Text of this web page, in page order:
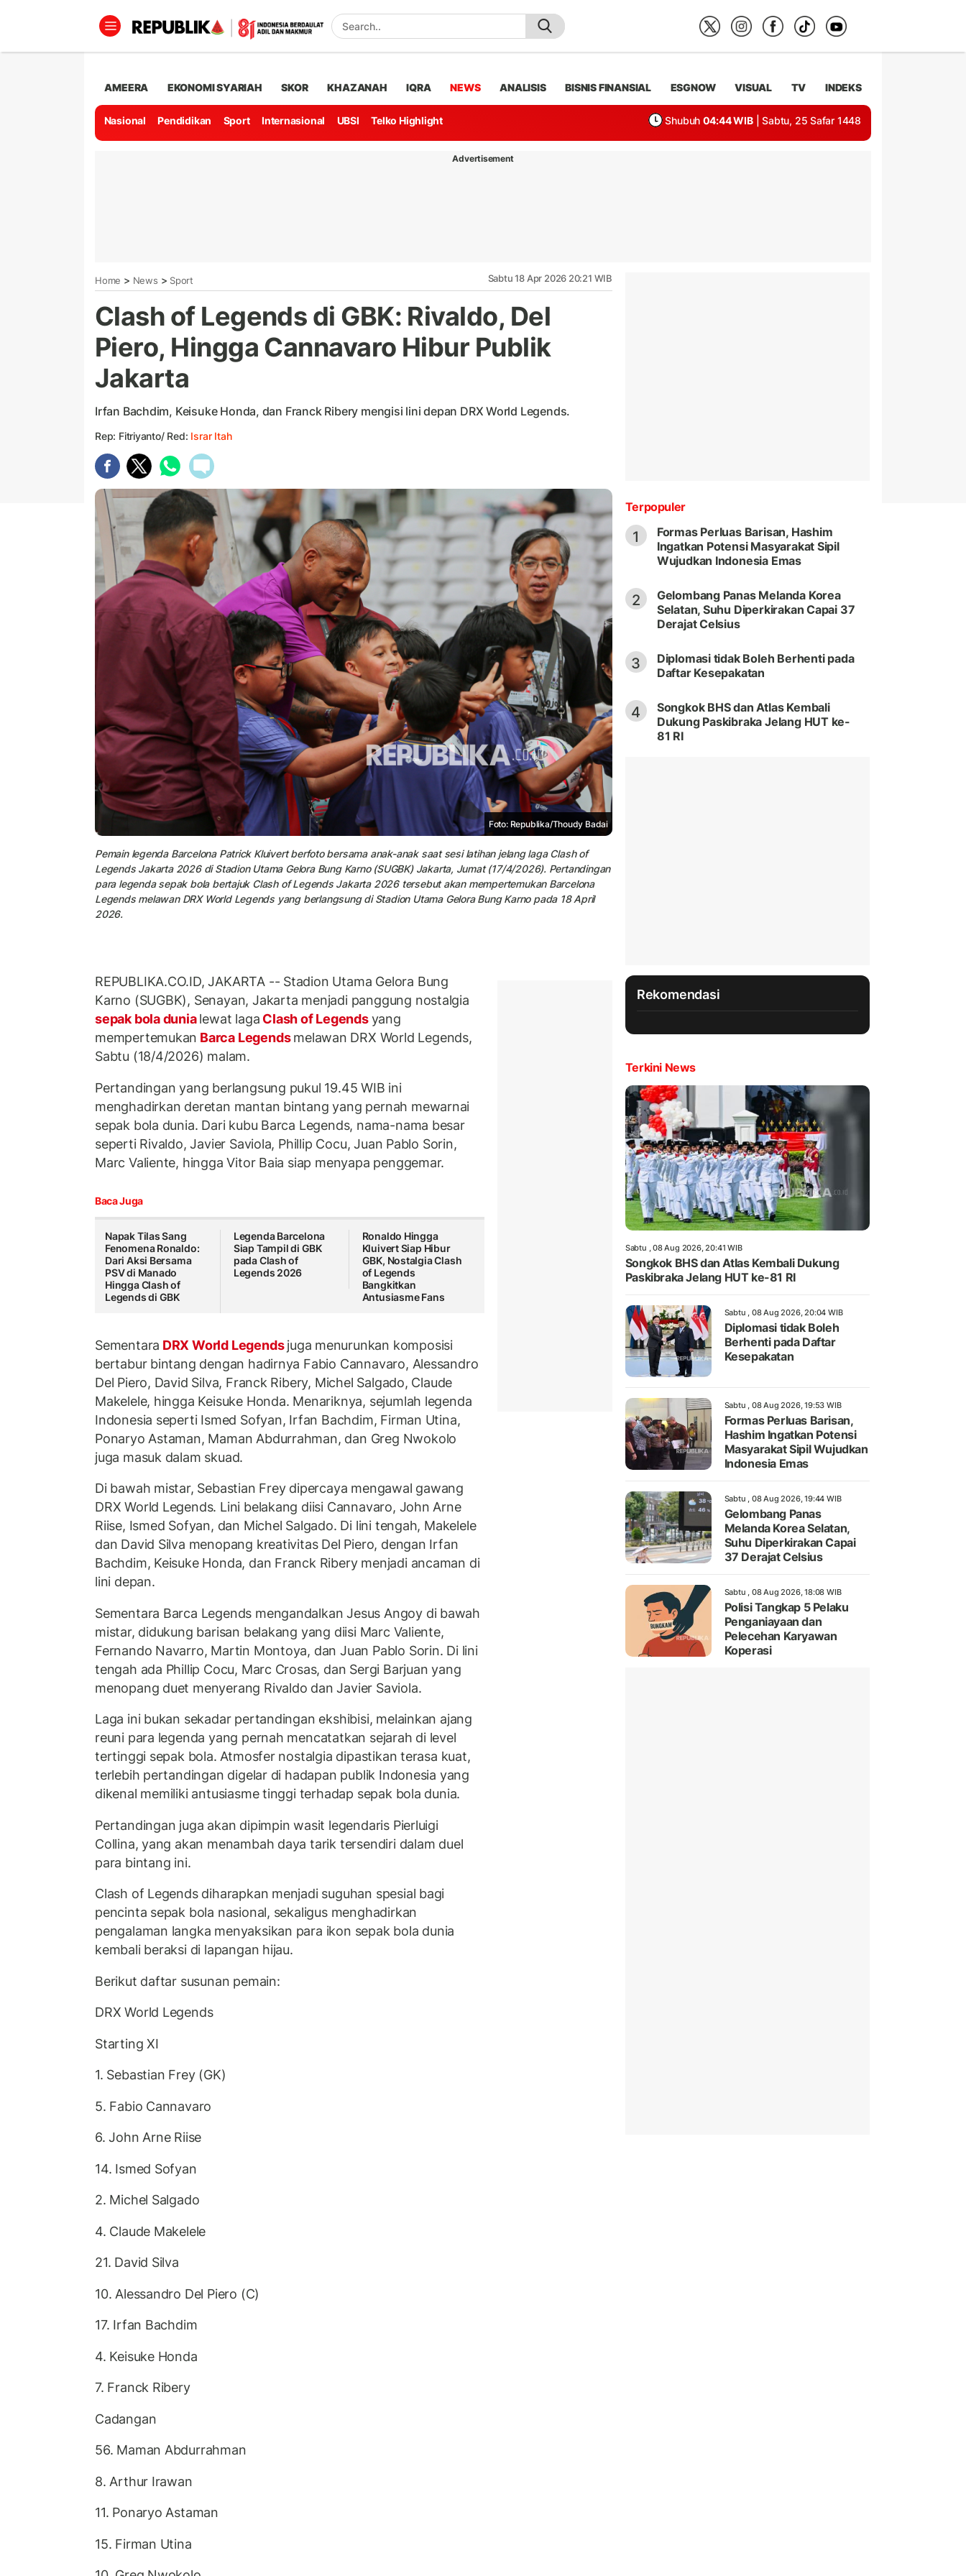
AMEERA EKONOMI SYARIAH SKOR KHAZANAH IQRA NEWS ANALISIS BISNIS FINANSIAL ESGNOW VISUAL TV INDEKS
Nasional Pendidikan Sport Internasional UBSI Telko Highlight Shubuh 04:44 WIB | Sabtu, 25 Safar 1448
Advertisement
Home > News > Sport Sabtu 18 Apr 2026 20:21 WIB
Clash of Legends di GBK: Rivaldo, Del
Piero, Hingga Cannavaro Hibur Publik
Jakarta
Irfan Bachdim, Keisuke Honda, dan Franck Ribery mengisi lini depan DRX World Legends.
Rep: Fitriyanto/ Red: Israr Itah
Foto: Republika/Thoudy Badai
Pemain legenda Barcelona Patrick Kluivert berfoto bersama anak-anak saat sesi latihan jelang laga Clash of
Legends Jakarta 2026 di Stadion Utama Gelora Bung Karno (SUGBK) Jakarta, Jumat (17/4/2026). Pertandingan
para legenda sepak bola bertajuk Clash of Legends Jakarta 2026 tersebut akan mempertemukan Barcelona
Legends melawan DRX World Legends yang berlangsung di Stadion Utama Gelora Bung Karno pada 18 April
2026.
REPUBLIKA.CO.ID, JAKARTA -- Stadion Utama Gelora Bung
Karno (SUGBK), Senayan, Jakarta menjadi panggung nostalgia
sepak bola dunialewat laga Clash of Legendsyang
mempertemukan Barca Legendsmelawan DRX World Legends,
Sabtu (18/4/2026) malam.
Pertandingan yang berlangsung pukul 19.45 WIB ini
menghadirkan deretan mantan bintang yang pernah mewarnai
sepak bola dunia. Dari kubu Barca Legends, nama-nama besar
seperti Rivaldo, Javier Saviola, Phillip Cocu, Juan Pablo Sorin,
Marc Valiente, hingga Vitor Baia siap menyapa penggemar.
Baca Juga
Napak Tilas Sang
Fenomena Ronaldo:
Dari Aksi Bersama
PSV di Manado
Hingga Clash of
Legends di GBK
Legenda Barcelona
Siap Tampil di GBK
pada Clash of
Legends 2026
Ronaldo Hingga
Kluivert Siap Hibur
GBK, Nostalgia Clash
of Legends
Bangkitkan
Antusiasme Fans
Sementara DRX World Legendsjuga menurunkan komposisi
bertabur bintang dengan hadirnya Fabio Cannavaro, Alessandro
Del Piero, David Silva, Franck Ribery, Michel Salgado, Claude
Makelele, hingga Keisuke Honda. Menariknya, sejumlah legenda
Indonesia seperti Ismed Sofyan, Irfan Bachdim, Firman Utina,
Ponaryo Astaman, Maman Abdurrahman, dan Greg Nwokolo
juga masuk dalam skuad.
Di bawah mistar, Sebastian Frey dipercaya mengawal gawang
DRX World Legends. Lini belakang diisi Cannavaro, John Arne
Riise, Ismed Sofyan, dan Michel Salgado. Di lini tengah, Makelele
dan David Silva menopang kreativitas Del Piero, dengan Irfan
Bachdim, Keisuke Honda, dan Franck Ribery menjadi ancaman di
lini depan.
Sementara Barca Legends mengandalkan Jesus Angoy di bawah
mistar, didukung barisan belakang yang diisi Marc Valiente,
Fernando Navarro, Martin Montoya, dan Juan Pablo Sorin. Di lini
tengah ada Phillip Cocu, Marc Crosas, dan Sergi Barjuan yang
menopang duet menyerang Rivaldo dan Javier Saviola.
Laga ini bukan sekadar pertandingan ekshibisi, melainkan ajang
reuni para legenda yang pernah mencatatkan sejarah di level
tertinggi sepak bola. Atmosfer nostalgia dipastikan terasa kuat,
terlebih pertandingan digelar di hadapan publik Indonesia yang
dikenal memiliki antusiasme tinggi terhadap sepak bola dunia.
Pertandingan juga akan dipimpin wasit legendaris Pierluigi
Collina, yang akan menambah daya tarik tersendiri dalam duel
para bintang ini.
Clash of Legends diharapkan menjadi suguhan spesial bagi
pencinta sepak bola nasional, sekaligus menghadirkan
pengalaman langka menyaksikan para ikon sepak bola dunia
kembali beraksi di lapangan hijau.
Berikut daftar susunan pemain:
DRX World Legends
Starting XI
1. Sebastian Frey (GK)
5. Fabio Cannavaro
6. John Arne Riise
14. Ismed Sofyan
2. Michel Salgado
4. Claude Makelele
21. David Silva
10. Alessandro Del Piero (C)
17. Irfan Bachdim
4. Keisuke Honda
7. Franck Ribery
Cadangan
56. Maman Abdurrahman
8. Arthur Irawan
11. Ponaryo Astaman
15. Firman Utina
Terpopuler
1
Formas Perluas Barisan, Hashim
Ingatkan Potensi Masyarakat Sipil
Wujudkan Indonesia Emas
2
Gelombang Panas Melanda Korea
Selatan, Suhu Diperkirakan Capai 37
Derajat Celsius
3
Diplomasi tidak Boleh Berhenti pada
Daftar Kesepakatan
4
Songkok BHS dan Atlas Kembali
Dukung Paskibraka Jelang HUT ke-
81 RI
Rekomendasi
Terkini News
Sabtu , 08 Aug 2026, 20:41 WIB
Songkok BHS dan Atlas Kembali Dukung
Paskibraka Jelang HUT ke-81 RI
Sabtu , 08 Aug 2026, 20:04 WIB
Diplomasi tidak Boleh
Berhenti pada Daftar
Kesepakatan
Sabtu , 08 Aug 2026, 19:53 WIB
Formas Perluas Barisan,
Hashim Ingatkan Potensi
Masyarakat Sipil Wujudkan
Indonesia Emas
Sabtu , 08 Aug 2026, 19:44 WIB
Gelombang Panas
Melanda Korea Selatan,
Suhu Diperkirakan Capai
37 Derajat Celsius
Sabtu , 08 Aug 2026, 18:08 WIB
Polisi Tangkap 5 Pelaku
Penganiayaan dan
Pelecehan Karyawan
Koperasi